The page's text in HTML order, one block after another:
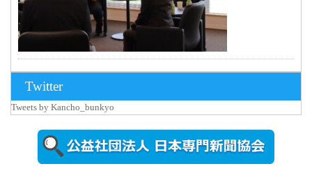
ォトスポッ
ト （8...
Twitter
Tweets by Kancho_bunkyo